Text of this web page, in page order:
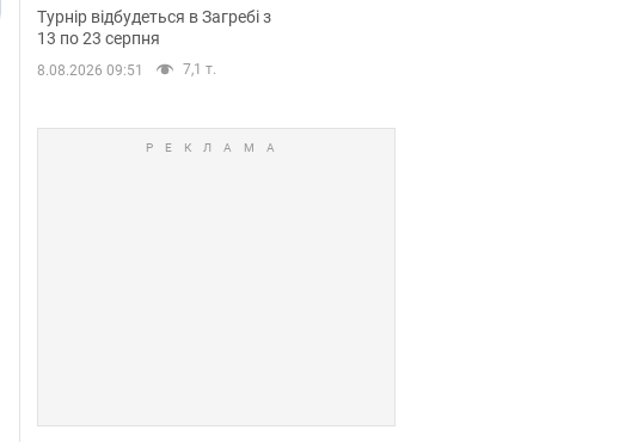
до чемпіонату Європи
основних спортсменів
Турнір відбудеться в Загребі з
13 по 23 серпня
8.08.2026 09:51 7,1 т.